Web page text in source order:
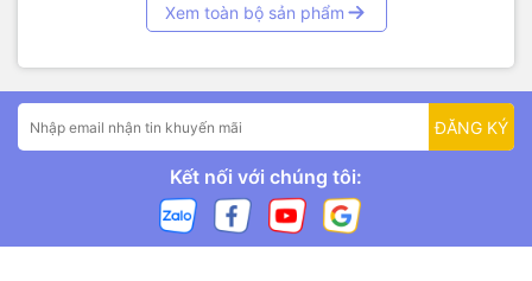
Xem toàn bộ sản phẩm
ĐĂNG KÝ
Kết nối với chúng tôi: